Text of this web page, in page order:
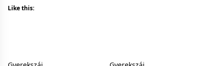
Like this: